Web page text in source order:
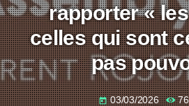
rapporter «
celles qui sont
pas
today 03/03/2026